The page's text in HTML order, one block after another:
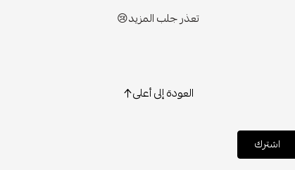
تعذر جلب المزيد😢
العودة إلى أعلى
اشترك